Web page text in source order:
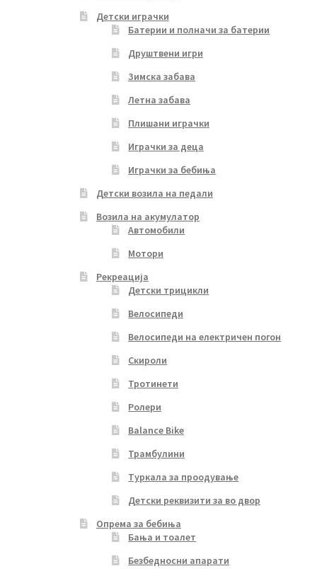
Детски играчки
Батерии и полначи за батерии
Друштвени игри
Зимска забава
Летна забава
Плишани играчки
Играчки за деца
Играчки за бебиња
Детски возила на педали
Возила на акумулатор
Автомобили
Мотори
Рекреација
Детски трицикли
Велосипеди
Велосипеди на електричен погон
Скироли
Тротинети
Ролери
Balance Bike
Трамбулини
Туркала за проодување
Детски реквизити за во двор
Опрема за бебиња
Бања и тоалет
Безбедносни апарати